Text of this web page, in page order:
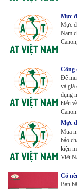
HÃNG_
Tham Khảo
Máy
Tham Khảo
Máy
Tham Khảo
Máy in
Tham Khảo
Máy in
Mực
Mực
Nam
Công
Để
và giá
dụng
hiểu
Canon.
Mực
Mua
bảo
kiện
Việt
Có
Bạn